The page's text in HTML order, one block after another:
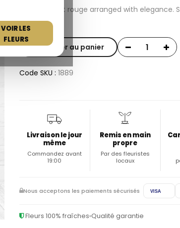
VOIR LES
FLEURS
Fresh Rose et rouge arranged with
Turkey
Ajouter au panier
Code SKU : 1889
Livraison le jour
même
Commandez avant
19:00
Remis en main
propre
Par des fleuristes
locaux
Nous acceptons les paiements sécurisés VISA
Fleurs 100% fraîches Qualité garantie